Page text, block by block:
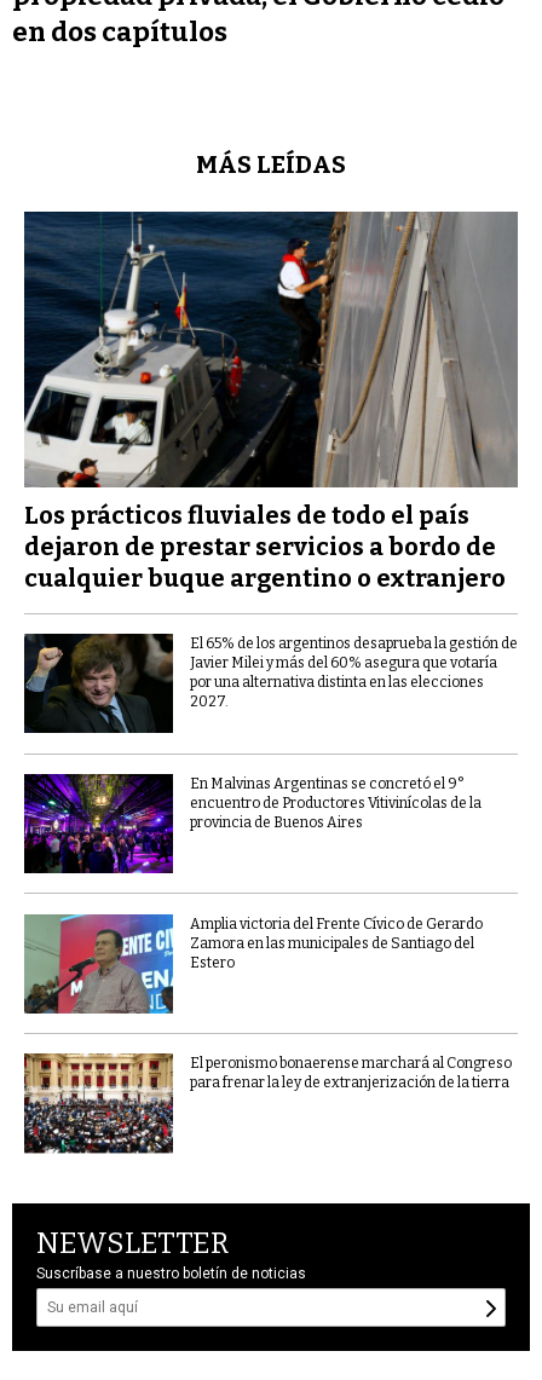
en dos capítulos
MÁS LEÍDAS
Los prácticos fluviales de todo el país
dejaron de prestar servicios a bordo de
cualquier buque argentino o extranjero
El 65% de los argentinos desaprueba la gestión de
Javier Milei y más del 60% asegura que votaría
por una alternativa distinta en las elecciones
2027.
En Malvinas Argentinas se concretó el 9°
encuentro de Productores Vitivinícolas de la
provincia de Buenos Aires
Amplia victoria del Frente Cívico de Gerardo
Zamora en las municipales de Santiago del
Estero
El peronismo bonaerense marchará al Congreso
para frenar la ley de extranjerización de la tierra
NEWSLETTER
Suscríbase a nuestro boletín de noticias